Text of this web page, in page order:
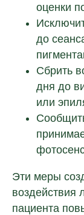
оценки
до
Сбрить
дня до
или
Эти меры
воздействия
пациента